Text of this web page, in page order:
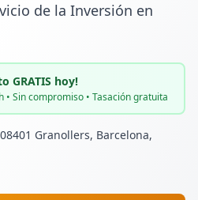
de la Inversión en
GRATIS hoy!
• Sin compromiso • Tasación gratuita
Granollers, Barcelona,